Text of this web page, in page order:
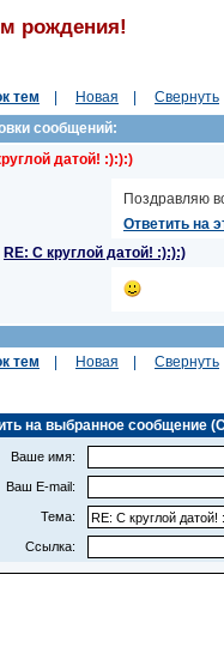
рождения!
тем
Новая Свернуть
сообщений:
датой! :):):)
Поздравляю
Ответить на
RE: С круглой датой! :):):)
тем Новая Свернуть
на выбранное сообщение
Ваше имя:
Ваш E-mail:
Тема:
Ссылка: